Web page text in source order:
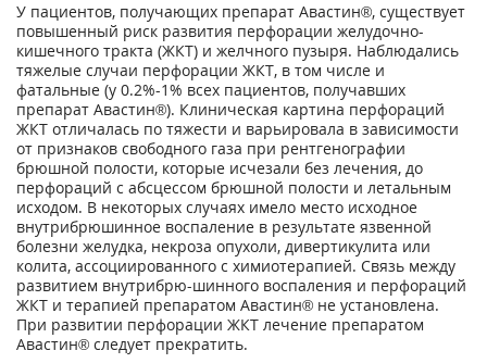
У пациентов, получающих препарат Авастин®, существует
повышенный риск развития перфорации желудочно-
кишечного тракта (ЖКТ) и желчного пузыря. Наблюдались
тяжелые случаи перфорации ЖКТ, в том числе и
фатальные (у 0.2%-1% всех пациентов, получавших
препарат Авастин®). Клиническая картина перфораций
ЖКТ отличалась по тяжести и варьировала в зависимости
от признаков свободного газа при рентгенографии
брюшной полости, которые исчезали без лечения, до
перфораций с абсцессом брюшной полости и летальным
исходом. В некоторых случаях имело место исходное
внутрибрюшинное воспаление в результате язвенной
болезни желудка, некроза опухоли, дивертикулита или
колита, ассоциированного с химиотерапией. Связь между
развитием внутрибрю-шинного воспаления и перфораций
ЖКТ и терапией препаратом Авастин® не установлена.
При развитии перфорации ЖКТ лечение препаратом
Авастин® следует прекратить.